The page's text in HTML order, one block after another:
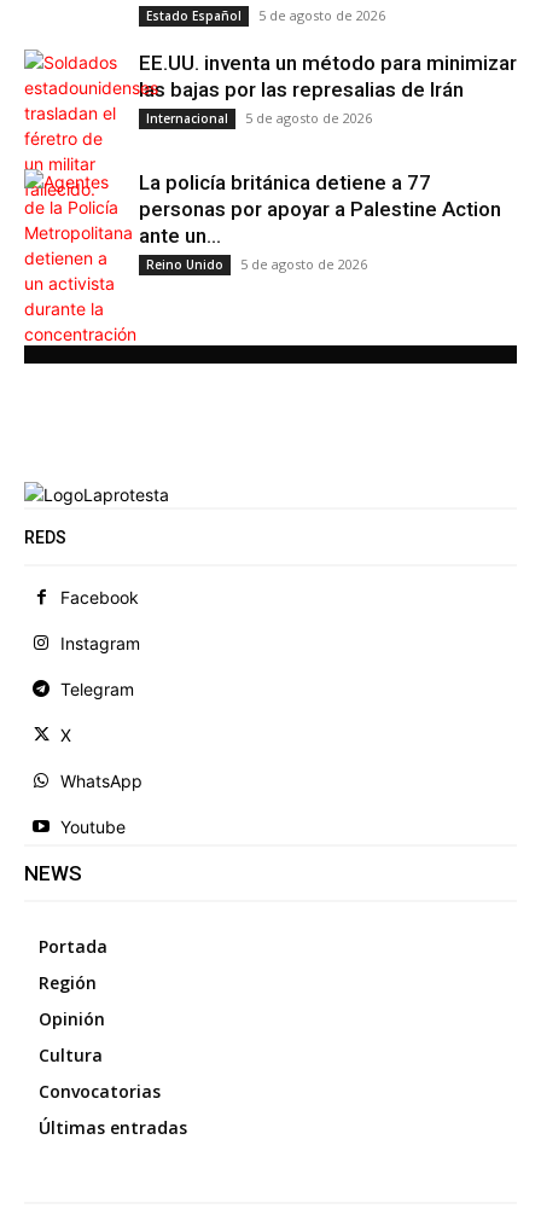
Estado Español 5 de agosto de 2026
EE.UU. inventa un método para minimizar
las bajas por las represalias de Irán
Internacional 5 de agosto de 2026
La policía británica detiene a 77
personas por apoyar a Palestine Action
ante un...
Reino Unido 5 de agosto de 2026
REDS
Facebook
Instagram
Telegram
X
WhatsApp
Youtube
NEWS
Portada
Región
Opinión
Cultura
Convocatorias
Últimas entradas